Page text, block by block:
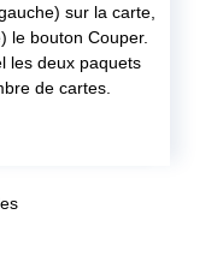
sur la carte,
le bouton Couper.
les deux paquets
de cartes.